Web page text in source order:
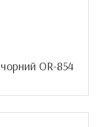
OR-854